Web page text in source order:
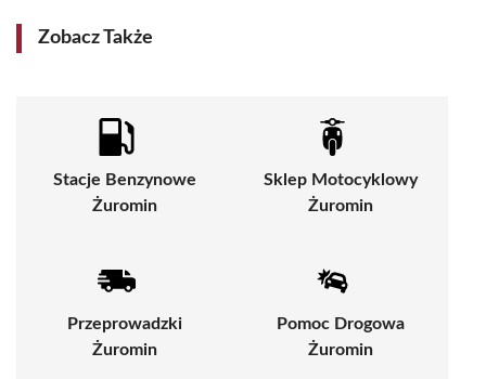
Zobacz Także
Stacje Benzynowe
Żuromin
Sklep Motocyklowy
Żuromin
Przeprowadzki
Żuromin
Pomoc Drogowa
Żuromin